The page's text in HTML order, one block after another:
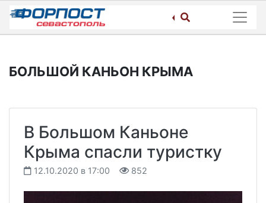
Skip
content
БОЛЬШОЙ КАНЬОН КРЫМА
В Большом Каньоне
Крыма спасли туристку
12.10.2020 в 17:00 852